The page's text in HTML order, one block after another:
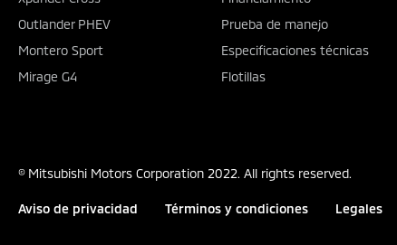
Outlander PHEV
Montero Sport
Mirage G4
Prueba de manejo
Especificaciones técnicas
Flotillas
© Mitsubishi Motors Corporation 2022. All rights reserved.
Aviso de privacidad Términos y condiciones Legales